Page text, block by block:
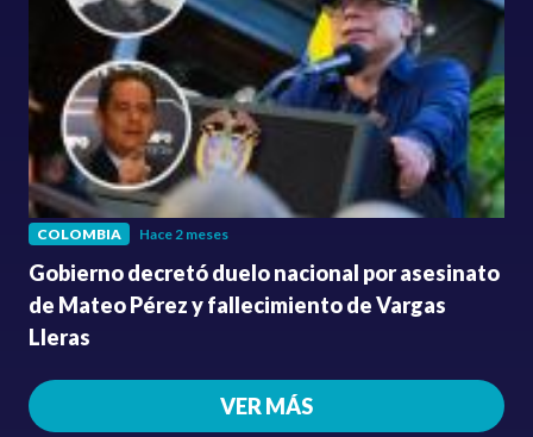
COLOMBIA Hace 2 meses
Gobierno decretó duelo nacional por asesinato
de Mateo Pérez y fallecimiento de Vargas
Lleras
VER MÁS